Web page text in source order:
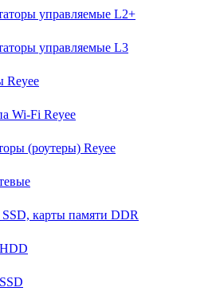
управляемые L2+
управляемые L3
Reyee
Wi-Fi Reyee
(роутеры) Reyee
карты памяти DDR